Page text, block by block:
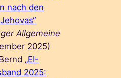
nach den
Allgemeine
2025)
„EI-
2025: